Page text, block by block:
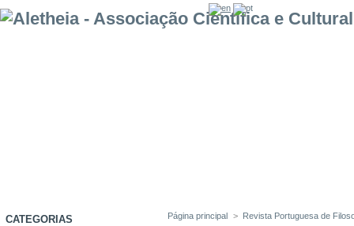
CATEGORIAS
Página principal > Revista Portuguesa de